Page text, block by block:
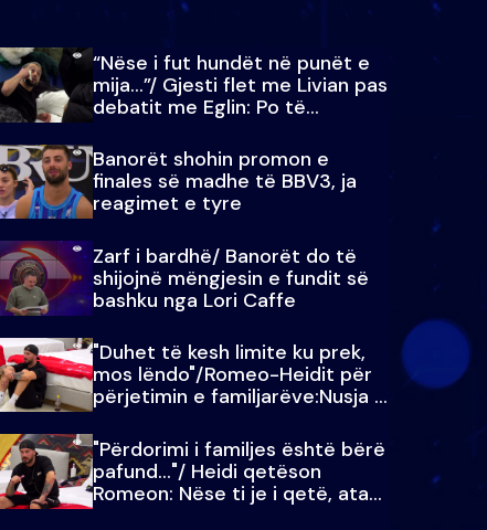
“Nëse i fut hundët në punët e
mija…”/ Gjesti flet me Livian pas
debatit me Eglin: Po të
paralajmëroj
Banorët shohin promon e
finales së madhe të BBV3, ja
reagimet e tyre
Zarf i bardhë/ Banorët do të
shijojnë mëngjesin e fundit së
bashku nga Lori Caffe
"Duhet të kesh limite ku prek,
mos lëndo"/Romeo-Heidit për
përjetimin e familjarëve:Nusja e
Julit…
"Përdorimi i familjes është bërë
pafund…"/ Heidi qetëson
Romeon: Nëse ti je i qetë, ata
qetësohen